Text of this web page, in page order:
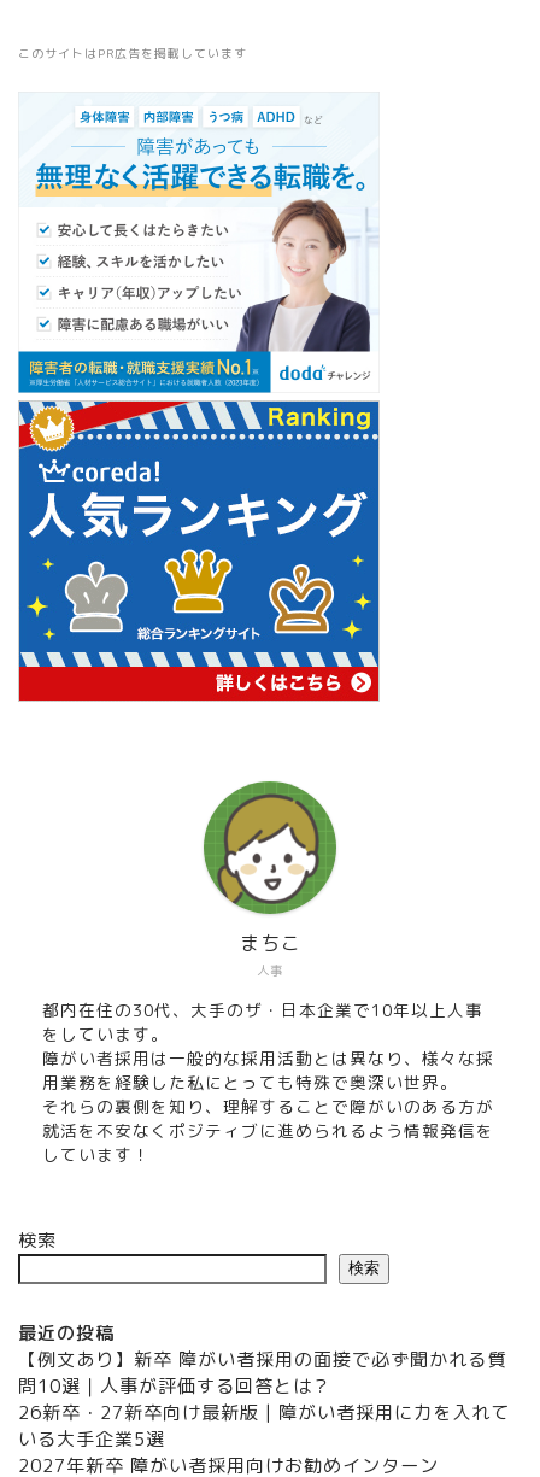
このサイトはPR広告を掲載しています
人事
まちこ
都内在住の30代、大手のザ・日本企業で10年以上人事
をしています。
障がい者採用は一般的な採用活動とは異なり、様々な採
用業務を経験した私にとっても特殊で奥深い世界。
それらの裏側を知り、理解することで障がいのある方が
就活を不安なくポジティブに進められるよう情報発信を
しています！
検索
検索
最近の投稿
【例文あり】新卒 障がい者採用の面接で必ず聞かれる質
問10選｜人事が評価する回答とは？
26新卒・27新卒向け最新版 | 障がい者採用に力を入れて
いる大手企業5選
2027年新卒 障がい者採用向けお勧めインターン